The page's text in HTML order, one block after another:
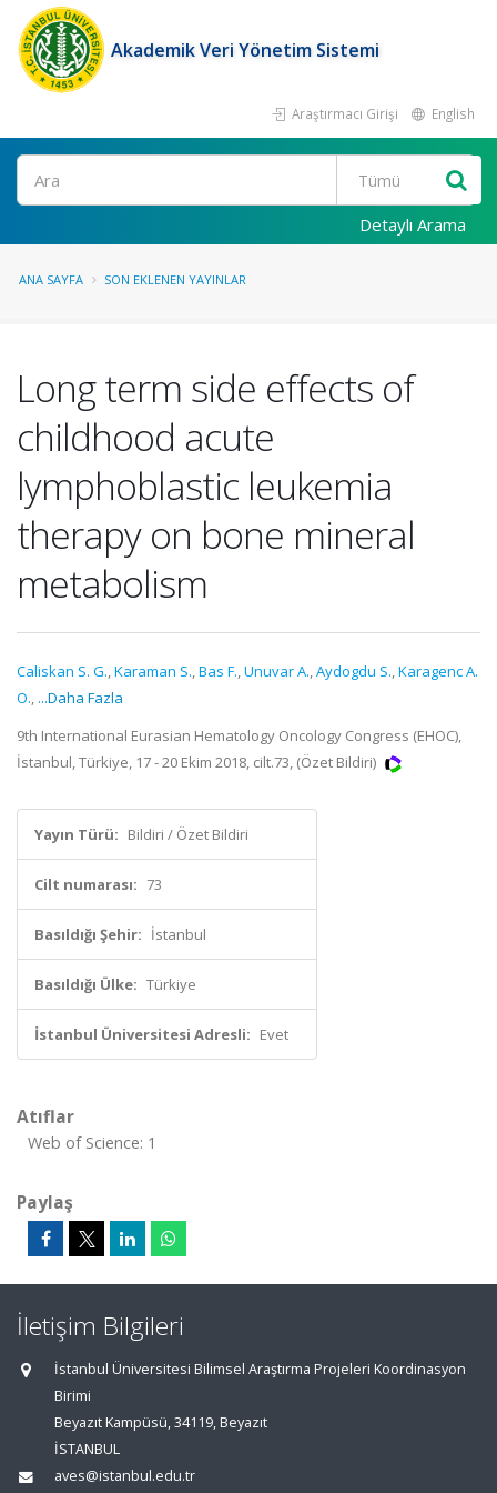
Akademik Veri Yönetim Sistemi
Araştırmacı Girişi English
Ara
Detaylı Arama
ANA SAYFA SON EKLENEN YAYINLAR
Long term side effects of
childhood acute
lymphoblastic leukemia
therapy on bone mineral
metabolism
Caliskan S. G.,Karaman S.,Bas F.,Unuvar A.,Aydogdu S.,Karagenc A.
O., ...Daha Fazla
9th International Eurasian Hematology Oncology Congress (EHOC),
İstanbul, Türkiye, 17 - 20 Ekim 2018, cilt.73, (Özet Bildiri)
Yayın Türü: Bildiri / Özet Bildiri
Cilt numarası: 73
Basıldığı Şehir: İstanbul
Basıldığı Ülke: Türkiye
İstanbul Üniversitesi Adresli: Evet
Atıflar
Web of Science: 1
Paylaş
İletişim Bilgileri
İstanbul Üniversitesi Bilimsel Araştırma Projeleri Koordinasyon
Birimi
Beyazıt Kampüsü, 34119, Beyazıt
İSTANBUL
aves@istanbul.edu.tr